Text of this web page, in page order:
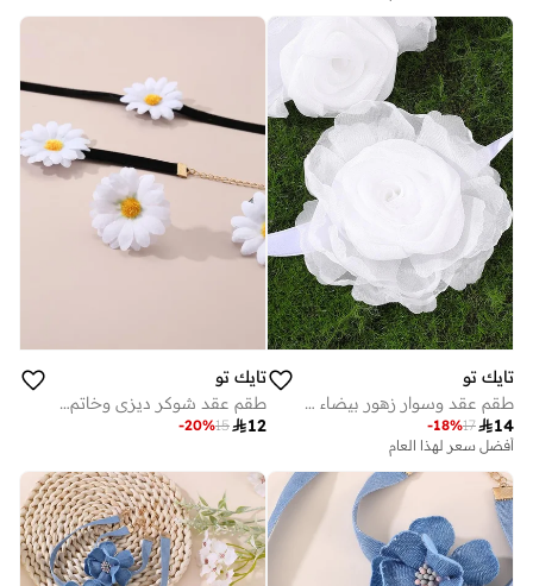
تايك تو
طقم عقد وسوار زهور بيضاء قطعتين
14
17
-18%
أفضل سعر لهذا العام
تايك تو
طقم عقد شوكر ديزي وخاتم وسوار وأقراط 4 قطع
12
15
-20%